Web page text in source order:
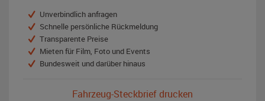
Unverbindlich anfragen
Schnelle persönliche Rückmeldung
Transparente Preise
Mieten für Film, Foto und Events
Bundesweit und darüber hinaus
Fahrzeug-Steckbrief drucken